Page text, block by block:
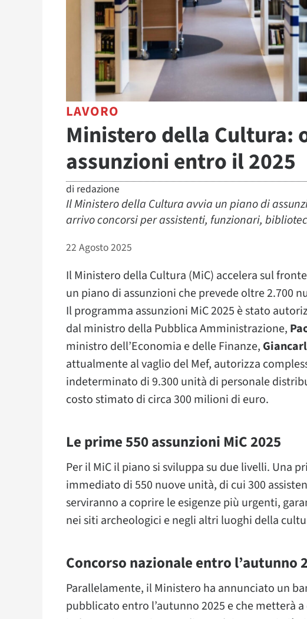
LAVORO
Ministero della Cultura:
assunzioni entro il 2025
di redazione
Il Ministero della Cultura avvia un piano di
arrivo concorsi per assistenti, funzionari,
22 Agosto 2025
Il Ministero della Cultura (MiC) accelera sul
un piano di assunzioni che prevede oltre 2.700
Il programma assunzioni MiC 2025 è stato
dal ministro della Pubblica Amministrazione,
ministro dell’Economia e delle Finanze,
attualmente al vaglio del Mef, autorizza
indeterminato di 9.300 unità di personale
costo stimato di circa 300 milioni di euro.
Le prime 550 assunzioni MiC 2025
Per il MiC il piano si sviluppa su due livelli. Una
immediato di 550 nuove unità, di cui 300
serviranno a coprire le esigenze più urgenti,
nei siti archeologici e negli altri luoghi della
Concorso nazionale entro l’autunno
Parallelamente, il Ministero ha annunciato un
pubblicato entro l’autunno 2025 e che metterà